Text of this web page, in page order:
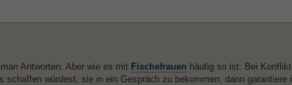
Antworten. Aber wie es mit Fischefrauen häufig so ist: Bei
schaffen würdest, sie in ein Gespräch zu bekommen, dann